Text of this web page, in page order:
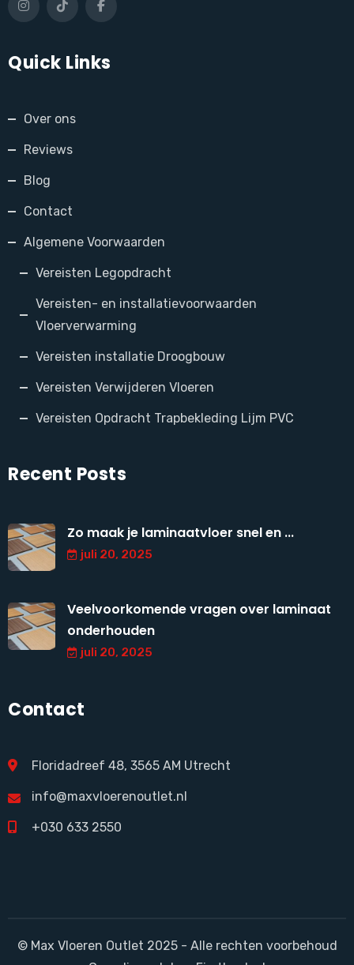
Quick Links
Over ons
Reviews
Blog
Contact
Algemene Voorwaarden
Vereisten Legopdracht
Vereisten- en installatievoorwaarden
Vloerverwarming
Vereisten installatie Droogbouw
Vereisten Verwijderen Vloeren
Vereisten Opdracht Trapbekleding Lijm PVC
Recent Posts
Zo maak je laminaatvloer snel en ...
juli 20, 2025
Veelvoorkomende vragen over laminaat
onderhouden
juli 20, 2025
Contact
Floridadreef 48, 3565 AM Utrecht
info@maxvloerenoutlet.nl
+030 633 2550
© Max Vloeren Outlet 2025 - Alle rechten voorbehoud